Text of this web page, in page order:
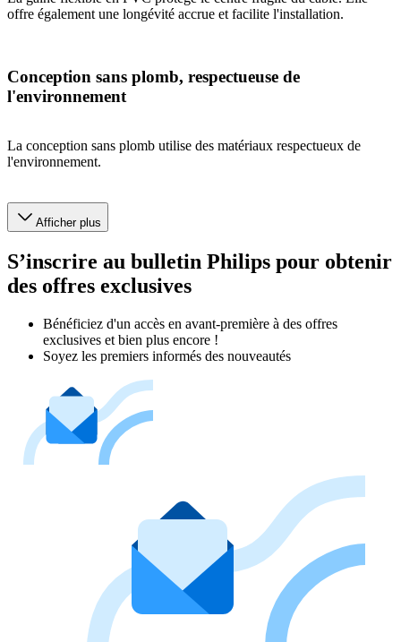
offre également une longévité accrue et facilite l'installation.
Conception sans plomb, respectueuse de
l'environnement
La conception sans plomb utilise des matériaux respectueux de
l'environnement.
Afficher plus
S’inscrire au bulletin Philips pour obtenir
des offres exclusives
Bénéficiez d'un accès en avant-première à des offres
exclusives et bien plus encore !
Soyez les premiers informés des nouveautés